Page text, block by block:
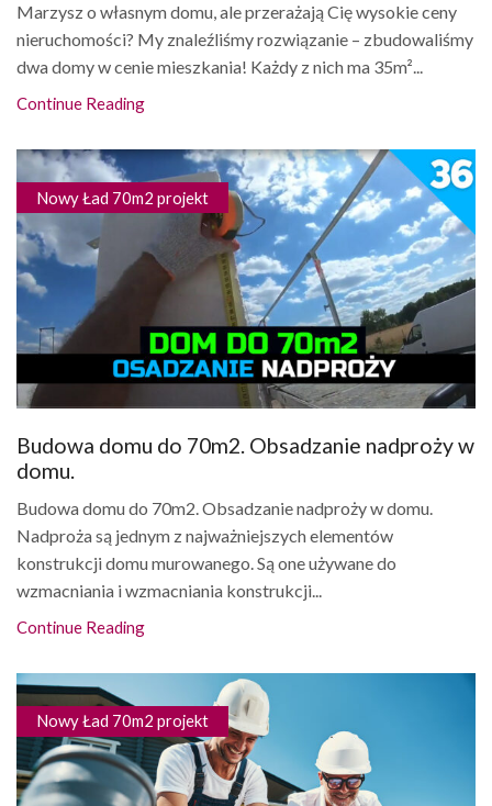
Marzysz o własnym domu, ale przerażają Cię wysokie ceny
nieruchomości? My znaleźliśmy rozwiązanie – zbudowaliśmy
dwa domy w cenie mieszkania! Każdy z nich ma 35m²...
Continue Reading
Nowy Ład 70m2 projekt
Budowa domu do 70m2. Obsadzanie nadproży w
domu.
Budowa domu do 70m2. Obsadzanie nadproży w domu.
Nadproża są jednym z najważniejszych elementów
konstrukcji domu murowanego. Są one używane do
wzmacniania i wzmacniania konstrukcji...
Continue Reading
Nowy Ład 70m2 projekt